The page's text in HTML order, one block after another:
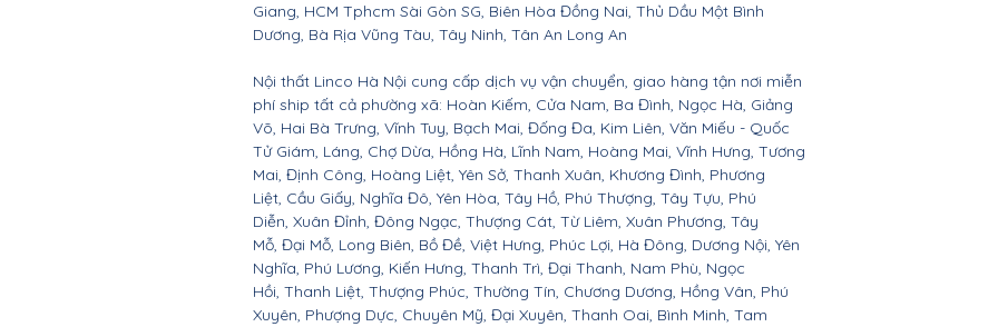
Giang, HCM Tphcm Sài Gòn SG, Biên Hòa Đồng Nai, Thủ Dầu Một Bình
Dương, Bà Rịa Vũng Tàu, Tây Ninh, Tân An Long An
Nội thất Linco Hà Nội cung cấp dịch vụ vận chuyển, giao hàng tận nơi miễn
phí ship tất cả phường xã: Hoàn Kiếm, Cửa Nam, Ba Đình, Ngọc Hà, Giảng
Võ, Hai Bà Trưng, Vĩnh Tuy, Bạch Mai, Đống Đa, Kim Liên, Văn Miếu - Quốc
Tử Giám, Láng, Chợ Dừa, Hồng Hà, Lĩnh Nam, Hoàng Mai, Vĩnh Hưng, Tương
Mai, Định Công, Hoàng Liệt, Yên Sở, Thanh Xuân, Khương Đình, Phương
Liệt, Cầu Giấy, Nghĩa Đô, Yên Hòa, Tây Hồ, Phú Thượng, Tây Tựu, Phú
Diễn, Xuân Đỉnh, Đông Ngạc, Thượng Cát, Từ Liêm, Xuân Phương, Tây
Mỗ, Đại Mỗ, Long Biên, Bồ Đề, Việt Hưng, Phúc Lợi, Hà Đông, Dương Nội, Yên
Nghĩa, Phú Lương, Kiến Hưng, Thanh Trì, Đại Thanh, Nam Phù, Ngọc
Hồi, Thanh Liệt, Thượng Phúc, Thường Tín, Chương Dương, Hồng Vân, Phú
Xuyên, Phượng Dực, Chuyên Mỹ, Đại Xuyên, Thanh Oai, Bình Minh, Tam